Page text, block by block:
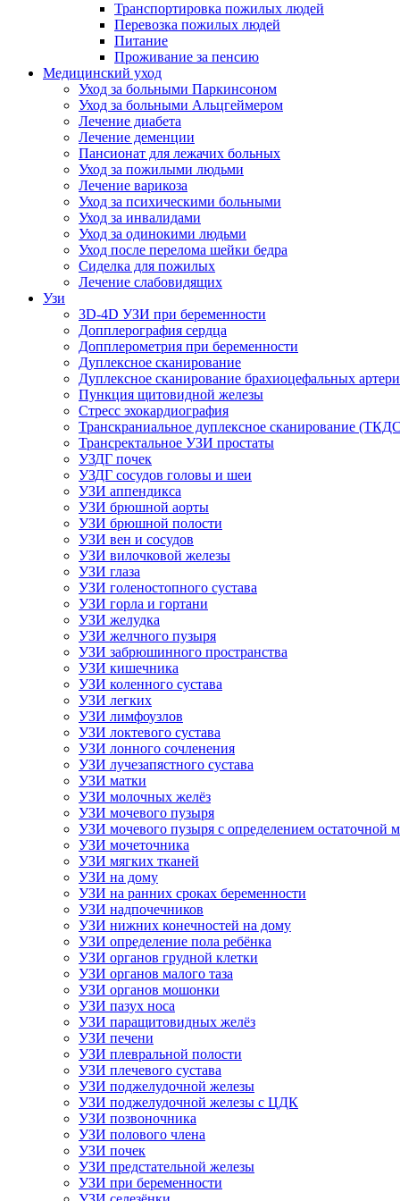
Транспортировка пожилых людей
Перевозка пожилых людей
Питание
Проживание за пенсию
Медицинский уход
Уход за больными Паркинсоном
Уход за больными Альцгеймером
Лечение диабета
Лечение деменции
Пансионат для лежачих больных
Уход за пожилыми людьми
Лечение варикоза
Уход за психическими больными
Уход за инвалидами
Уход за одинокими людьми
Уход после перелома шейки бедра
Сиделка для пожилых
Лечение слабовидящих
Узи
3D-4D УЗИ при беременности
Допплерография сердца
Допплерометрия при беременности
Дуплексное сканирование
Дуплексное сканирование брахиоцефальных
Пункция щитовидной железы
Стресс эхокардиография
Транскраниальное дуплексное сканирование
Трансректальное УЗИ простаты
УЗДГ почек
УЗДГ сосудов головы и шеи
УЗИ аппендикса
УЗИ брюшной аорты
УЗИ брюшной полости
УЗИ вен и сосудов
УЗИ вилочковой железы
УЗИ глаза
УЗИ голеностопного сустава
УЗИ горла и гортани
УЗИ желудка
УЗИ желчного пузыря
УЗИ забрюшинного пространства
УЗИ кишечника
УЗИ коленного сустава
УЗИ легких
УЗИ лимфоузлов
УЗИ локтевого сустава
УЗИ лонного сочленения
УЗИ лучезапястного сустава
УЗИ матки
УЗИ молочных желёз
УЗИ мочевого пузыря
УЗИ мочевого пузыря с определением остаточной
УЗИ мочеточника
УЗИ мягких тканей
УЗИ на дому
УЗИ на ранних сроках беременности
УЗИ надпочечников
УЗИ нижних конечностей на дому
УЗИ определение пола ребёнка
УЗИ органов грудной клетки
УЗИ органов малого таза
УЗИ органов мошонки
УЗИ пазух носа
УЗИ паращитовидных желёз
УЗИ печени
УЗИ плевральной полости
УЗИ плечевого сустава
УЗИ поджелудочной железы
УЗИ поджелудочной железы с ЦДК
УЗИ позвоночника
УЗИ полового члена
УЗИ почек
УЗИ предстательной железы
УЗИ при беременности